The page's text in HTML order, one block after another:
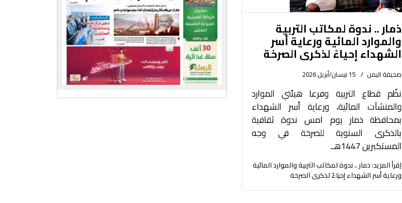
ذمار .. ندوة لمكاتب التربية
والموارد المائية ورعاية أسر
الشهداء إحياءً لذكرى الصرخة
صحيفة اليمن 15 نيسان/أبريل 2026
نظّم قطاع التربية وفرعا هيئتي الموارد
والمنشآت المائية، ورعاية أسر الشهداء
بمحافظة ذمار يوم امس ندوة ثقافية
بالذكرى السنوية للصرخة في وجه
المستكبرين 1447هـ.
اِقرأ المزيد: ذمار .. ندوة لمكاتب التربية والموارد المائية
ورعاية أسر الشهداء إحياءً لذكرى الصرخة